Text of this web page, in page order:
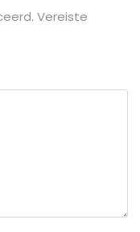
Vereiste